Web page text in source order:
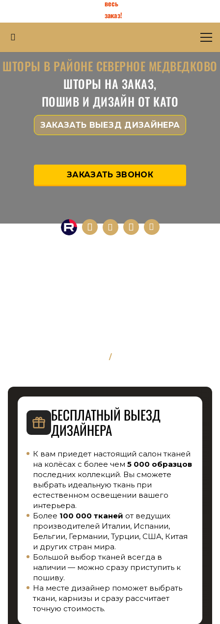
весь
заказ!
ШТОРЫ В РАЙОНЕ СЕВЕРНОЕ МЕДВЕДКОВО
ШТОРЫ НА ЗАКАЗ,
ПОШИВ И ДИЗАЙН ОТ КАТО
ЗАКАЗАТЬ ВЫЕЗД ДИЗАЙНЕРА
ЗАКАЗАТЬ ЗВОНОК
/
БЕСПЛАТНЫЙ ВЫЕЗД
ДИЗАЙНЕРА
К вам приедет настоящий салон тканей
на колёсах с более чем 5 000 образцов
последних коллекций. Вы сможете
выбрать идеальную ткань при
естественном освещении вашего
интерьера.
Более 100 000 тканей от ведущих
производителей Италии, Испании,
Бельгии, Германии, Турции, США, Китая
и других стран мира.
Большой выбор тканей всегда в
наличии — можно сразу приступить к
пошиву.
На месте дизайнер поможет выбрать
ткани, карнизы и сразу рассчитает
точную стоимость.